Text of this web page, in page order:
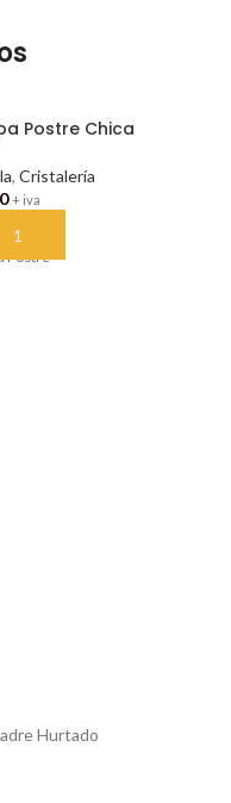
Postre Chica
, Cristalería
+ iva
AL CARRITO
Postre
Hurtado